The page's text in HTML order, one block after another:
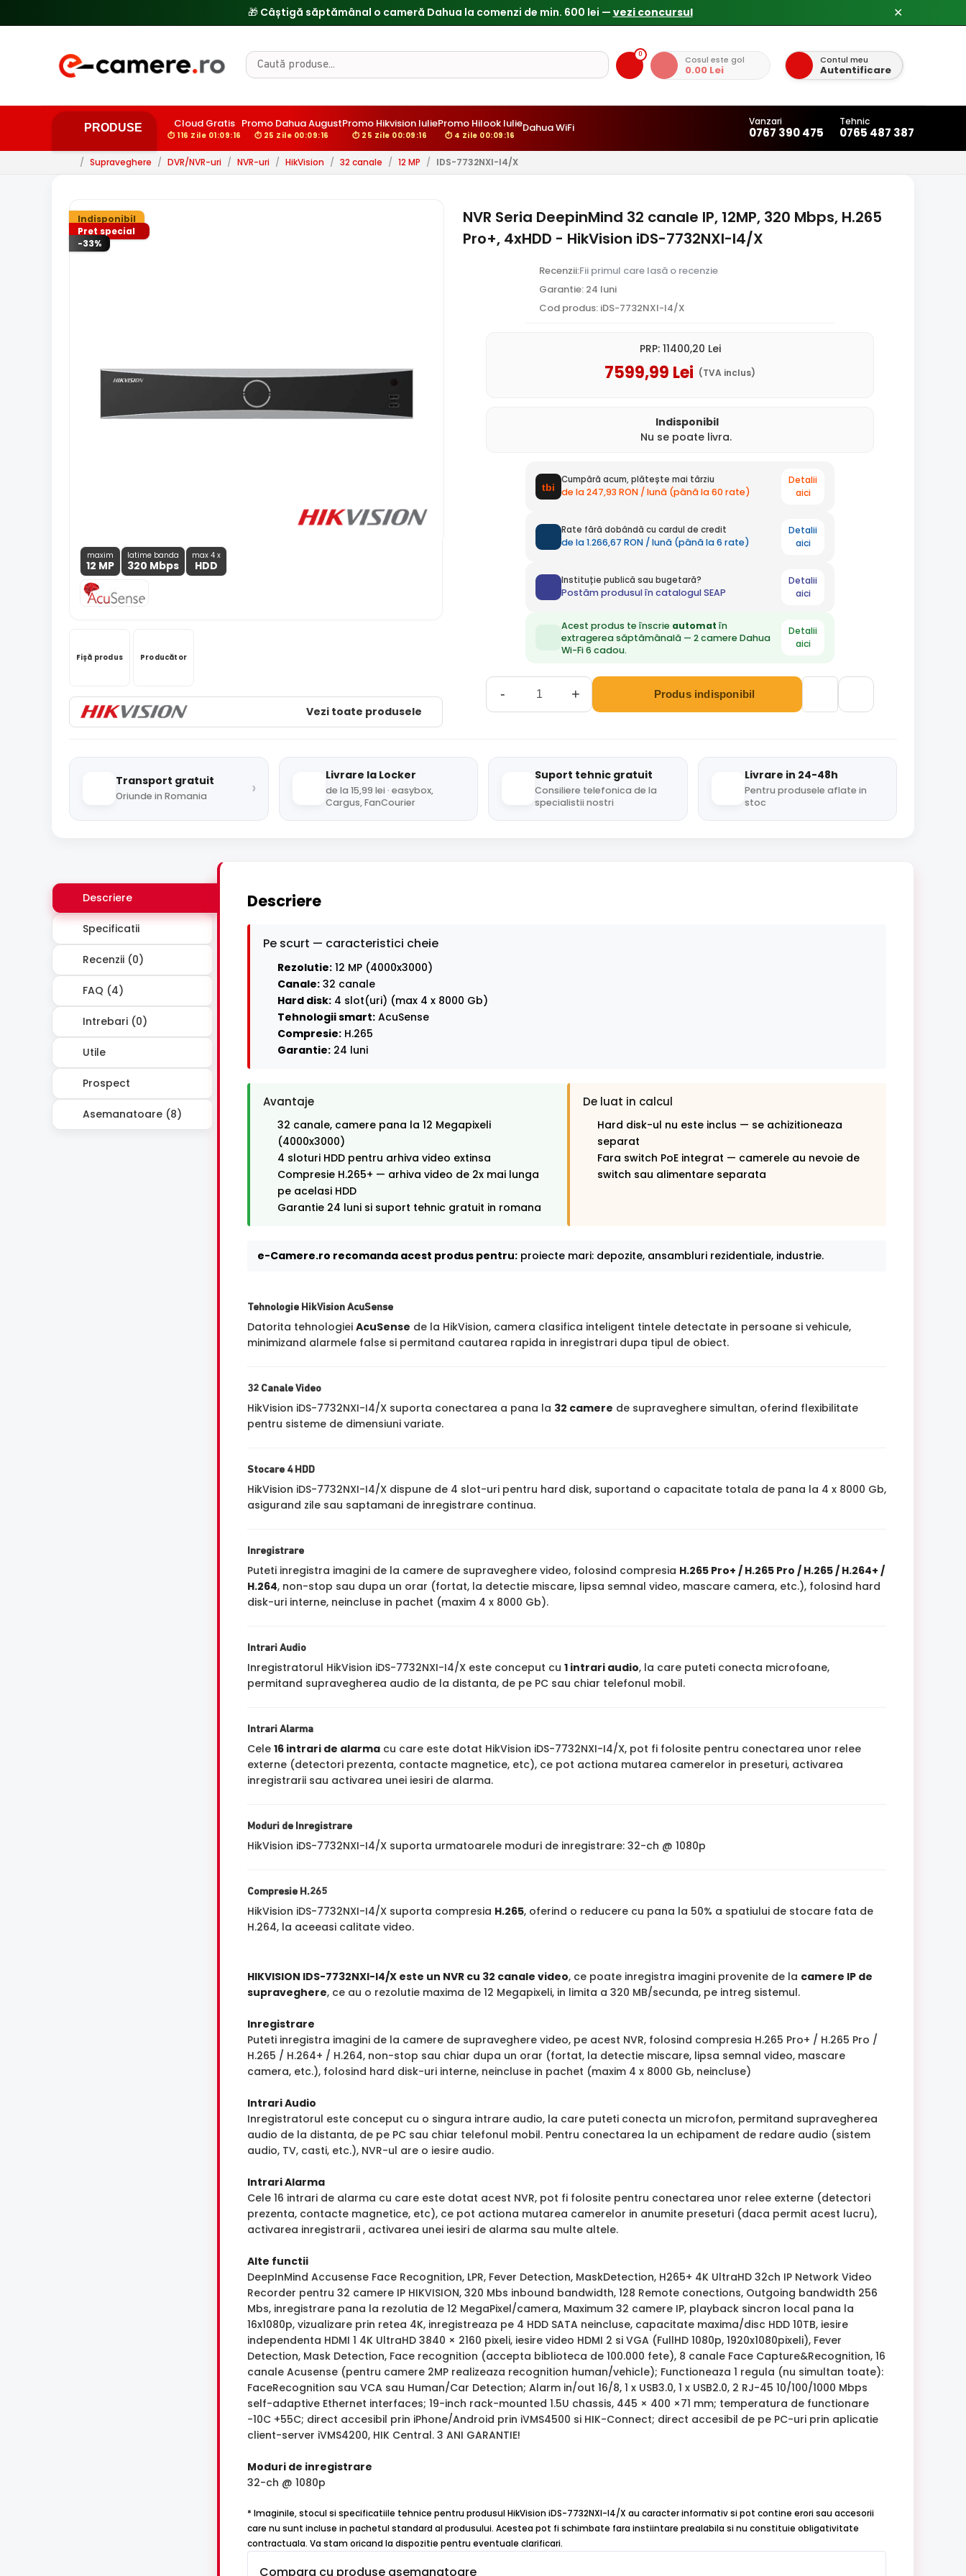
✕
0 Cosul este gol
0.00 Lei
Contul meu
Autentificare
PRODUSE Cloud Gratis
⏱ 116 Zile 01:09:15
Promo Dahua August
⏱ 25 Zile 00:09:15
Promo Hikvision Iulie
⏱ 25 Zile 00:09:15
Promo Hilook Iulie
⏱ 4 Zile 00:09:15
Dahua WiFi Vanzari
0767 390 475
Tehnic
0765 487 387
/ Supraveghere / DVR/NVR-uri / NVR-uri / HikVision / 32 canale / 12 MP / IDS-7732NXI-I4/X
Indisponibil
Pret special
-33%
maxim
12 MP
latime banda
320 Mbps
max 4 x
HDD
Fișă produs Producător
Vezi toate produsele
NVR Seria DeepinMind 32 canale IP, 12MP, 320 Mbps, H.265
Pro+, 4xHDD - HikVision iDS-7732NXI-I4/X
Recenzii:Fii primul care lasă o recenzie
Garantie: 24 luni
Cod produs: iDS-7732NXI-I4/X
PRP: 11400,20 Lei
7599,99 Lei (TVA inclus)
Indisponibil
Nu se poate livra.
Cumpără acum, plătește mai târziu
de la 247,93 RON / lună (până la 60 rate)
Detalii
aici
Rate fără dobândă cu cardul de credit
de la 1.266,67 RON / lună (până la 6 rate)
Detalii
aici
Instituție publică sau bugetară?
Postăm produsul în catalogul SEAP
Detalii
aici
Acest produs te înscrie automat în
extragerea săptămânală — 2 camere Dahua
Wi-Fi 6 cadou.
Detalii
aici
- + Produs indisponibil
Transport gratuit
Oriunde in Romania ›
Livrare la Locker
de la 15,99 lei · easybox,
Cargus, FanCourier
Suport tehnic gratuit
Consiliere telefonica de la
specialistii nostri
Livrare in 24-48h
Pentru produsele aflate in
stoc
Descriere
Specificatii
Recenzii (0)
FAQ (4)
Intrebari (0)
Utile
Prospect
Asemanatoare (8)
Descriere
Pe scurt — caracteristici cheie
Rezolutie: 12 MP (4000x3000)
Canale: 32 canale
Hard disk: 4 slot(uri) (max 4 x 8000 Gb)
Tehnologii smart: AcuSense
Compresie: H.265
Garantie: 24 luni
Avantaje
32 canale, camere pana la 12 Megapixeli
(4000x3000)
4 sloturi HDD pentru arhiva video extinsa
Compresie H.265+ — arhiva video de 2x mai lunga
pe acelasi HDD
Garantie 24 luni si suport tehnic gratuit in romana
De luat in calcul
Hard disk-ul nu este inclus — se achizitioneaza
separat
Fara switch PoE integrat — camerele au nevoie de
switch sau alimentare separata
e-Camere.ro recomanda acest produs pentru: proiecte mari: depozite, ansambluri rezidentiale, industrie.
Tehnologie HikVision AcuSense
Datorita tehnologiei AcuSense de la HikVision, camera clasifica inteligent tintele detectate in persoane si vehicule,
minimizand alarmele false si permitand cautarea rapida in inregistrari dupa tipul de obiect.
32 Canale Video
HikVision iDS-7732NXI-I4/X suporta conectarea a pana la 32 camere de supraveghere simultan, oferind flexibilitate
pentru sisteme de dimensiuni variate.
Stocare 4 HDD
HikVision iDS-7732NXI-I4/X dispune de 4 slot-uri pentru hard disk, suportand o capacitate totala de pana la 4 x 8000 Gb,
asigurand zile sau saptamani de inregistrare continua.
Inregistrare
Puteti inregistra imagini de la camere de supraveghere video, folosind compresia H.265 Pro+ / H.265 Pro / H.265 / H.264+ /
H.264, non-stop sau dupa un orar (fortat, la detectie miscare, lipsa semnal video, mascare camera, etc.), folosind hard
disk-uri interne, neincluse in pachet (maxim 4 x 8000 Gb).
Intrari Audio
Inregistratorul HikVision iDS-7732NXI-I4/X este conceput cu 1 intrari audio, la care puteti conecta microfoane,
permitand supravegherea audio de la distanta, de pe PC sau chiar telefonul mobil.
Intrari Alarma
Cele 16 intrari de alarma cu care este dotat HikVision iDS-7732NXI-I4/X, pot fi folosite pentru conectarea unor relee
externe (detectori prezenta, contacte magnetice, etc), ce pot actiona mutarea camerelor in preseturi, activarea
inregistrarii sau activarea unei iesiri de alarma.
Moduri de Inregistrare
HikVision iDS-7732NXI-I4/X suporta urmatoarele moduri de inregistrare: 32-ch @ 1080p
Compresie H.265
HikVision iDS-7732NXI-I4/X suporta compresia H.265, oferind o reducere cu pana la 50% a spatiului de stocare fata de
H.264, la aceeasi calitate video.
HIKVISION IDS-7732NXI-I4/X este un NVR cu 32 canale video, ce poate inregistra imagini provenite de la camere IP de
supraveghere, ce au o rezolutie maxima de 12 Megapixeli, in limita a 320 MB/secunda, pe intreg sistemul.
Inregistrare
Puteti inregistra imagini de la camere de supraveghere video, pe acest NVR, folosind compresia H.265 Pro+ / H.265 Pro /
H.265 / H.264+ / H.264, non-stop sau chiar dupa un orar (fortat, la detectie miscare, lipsa semnal video, mascare
camera, etc.), folosind hard disk-uri interne, neincluse in pachet (maxim 4 x 8000 Gb, neincluse)
Intrari Audio
Inregistratorul este conceput cu o singura intrare audio, la care puteti conecta un microfon, permitand supravegherea
audio de la distanta, de pe PC sau chiar telefonul mobil. Pentru conectarea la un echipament de redare audio (sistem
audio, TV, casti, etc.), NVR-ul are o iesire audio.
Intrari Alarma
Cele 16 intrari de alarma cu care este dotat acest NVR, pot fi folosite pentru conectarea unor relee externe (detectori
prezenta, contacte magnetice, etc), ce pot actiona mutarea camerelor in anumite preseturi (daca permit acest lucru),
activarea inregistrarii , activarea unei iesiri de alarma sau multe altele.
Alte functii
DeepInMind Accusense Face Recognition, LPR, Fever Detection, MaskDetection, H265+ 4K UltraHD 32ch IP Network Video
Recorder pentru 32 camere IP HIKVISION, 320 Mbs inbound bandwidth, 128 Remote conections, Outgoing bandwidth 256
Mbs, inregistrare pana la rezolutia de 12 MegaPixel/camera, Maximum 32 camere IP, playback sincron local pana la
16x1080p, vizualizare prin retea 4K, inregistreaza pe 4 HDD SATA neincluse, capacitate maxima/disc HDD 10TB, iesire
independenta HDMI 1 4K UltraHD 3840 × 2160 pixeli, iesire video HDMI 2 si VGA (FullHD 1080p, 1920x1080pixeli), Fever
Detection, Mask Detection, Face recognition (accepta biblioteca de 100.000 fete), 8 canale Face Capture&Recognition, 16
canale Acusense (pentru camere 2MP realizeaza recognition human/vehicle); Functioneaza 1 regula (nu simultan toate):
FaceRecognition sau VCA sau Human/Car Detection; Alarm in/out 16/8, 1 x USB3.0, 1 x USB2.0, 2 RJ-45 10/100/1000 Mbps
self-adaptive Ethernet interfaces; 19-inch rack-mounted 1.5U chassis, 445 × 400 ×71 mm; temperatura de functionare
-10C +55C; direct accesibil prin iPhone/Android prin iVMS4500 si HIK-Connect; direct accesibil de pe PC-uri prin aplicatie
client-server iVMS4200, HIK Central. 3 ANI GARANTIE!
Moduri de inregistrare
32-ch @ 1080p
* Imaginile, stocul si specificatiile tehnice pentru produsul HikVision iDS-7732NXI-I4/X au caracter informativ si pot contine erori sau accesorii
care nu sunt incluse in pachetul standard al produsului. Acestea pot fi schimbate fara instiintare prealabila si nu constituie obligativitate
contractuala. Va stam oricand la dispozitie pentru eventuale clarificari.
Compara cu produse asemanatoare